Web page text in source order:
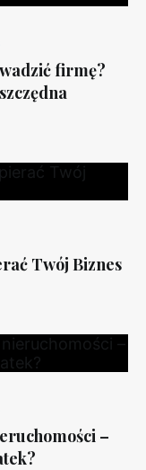
firmę?
Twój Biznes
–